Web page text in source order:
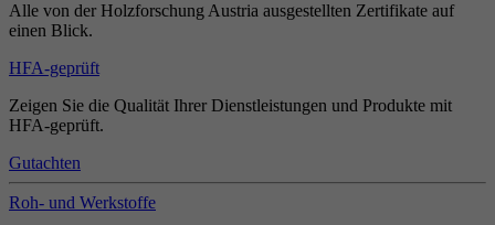
Alle von der Holzforschung Austria ausgestellten Zertifikate auf
einen Blick.
HFA-geprüft
Zeigen Sie die Qualität Ihrer Dienstleistungen und Produkte mit
HFA-geprüft.
Gutachten
Roh- und Werkstoffe